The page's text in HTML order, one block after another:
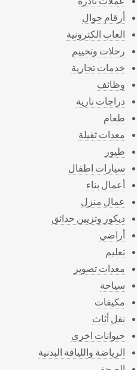
أرقام جوال
العاب الكترونية
رحلات وتخييم
خدمات تجارية
وظائف
دراجات نارية
طعام
معدات ثقيلة
طيور
سيارات اطفال
أعمال بناء
عمال منزل
ديكور وتزيين حدائق
أراضي
تعليم
معدات تصوير
سياحة
مكيفات
نقل أثاث
حيوانات اخرى
الرياضة واللياقة البدنية